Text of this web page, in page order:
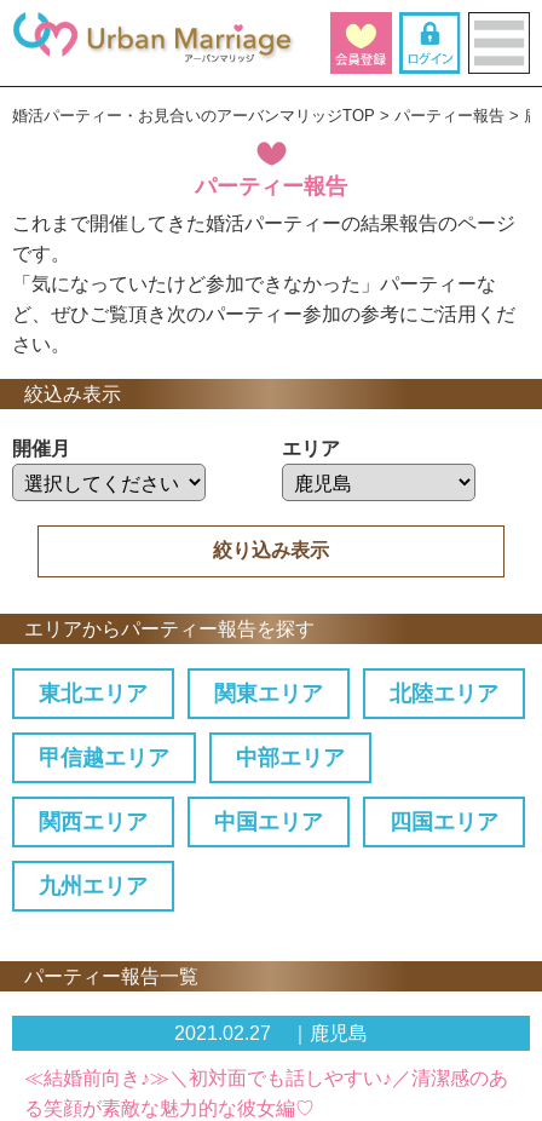
婚活パーティー・お見合いのアーバンマリッジTOP パーティー報告
パーティー報告
これまで開催してきた婚活パーティーの結果報告のページ
です。
「気になっていたけど参加できなかった」パーティーな
ど、ぜひご覧頂き次のパーティー参加の参考にご活用くだ
さい。
絞込み表示
開催月 エリア
エリアからパーティー報告を探す
東北エリア 関東エリア 北陸エリア
甲信越エリア 中部エリア
関西エリア 中国エリア 四国エリア
九州エリア
パーティー報告一覧
2021.02.27 ｜鹿児島
≪結婚前向き♪≫＼初対面でも話しやすい♪／清潔感のあ
る笑顔が素敵な魅力的な彼女編♡